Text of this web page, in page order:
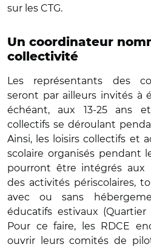
sur les CTG.
Un coordinateur
collectivité
Les représentants des
seront par ailleurs invités à
échéant, aux 13-25 ans
collectifs se déroulant
Ainsi, les loisirs collectifs et
scolaire organisés pendant
pourront être intégrés aux
des activités périscolaires,
avec ou sans
éducatifs estivaux
Pour ce faire, les RDCE
ouvrir leurs comités de